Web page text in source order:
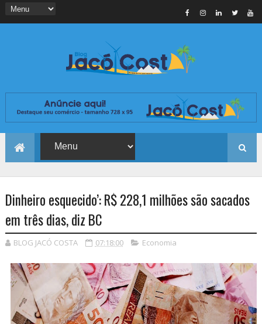
Dinheiro esquecido’: R$ 228,1 milhões são sacados
em três dias, diz BC
BLOG JACÓ COSTA 07:18:00 Economia